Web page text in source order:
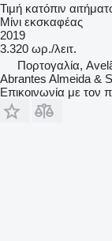
Τιμή κατόπιν
Μίνι εκσκαφέας
2019
3.320 ωρ./λειτ.
Πορτογαλία,
Abrantes Almeida &
Επικοινωνία με τον